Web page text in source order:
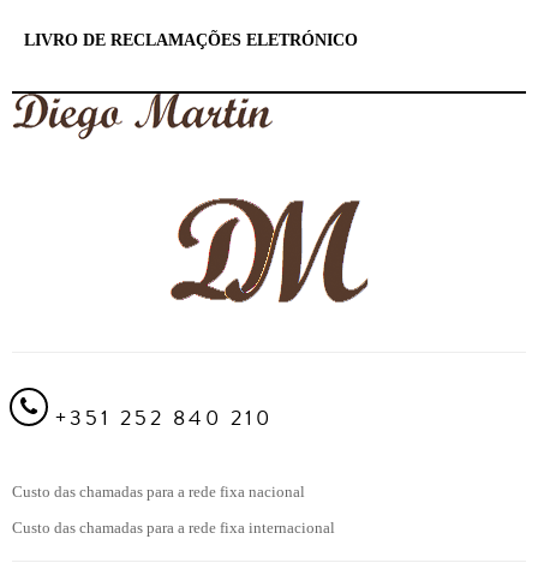
LIVRO DE RECLAMAÇÕES ELETRÓNICO
+351 252 840 210
Custo das chamadas para a rede fixa nacional
Custo das chamadas para a rede fixa internacional